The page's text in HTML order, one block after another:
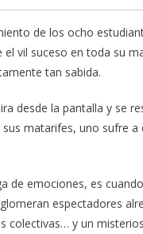
de los ocho
vil suceso en toda su
tan sabida.
desde la pantalla y se
matarifes, uno sufre
de emociones, es
espectadores
colectivas… y un